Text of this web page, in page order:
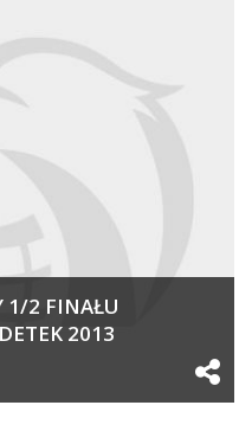
1/2 FINAŁU
2013